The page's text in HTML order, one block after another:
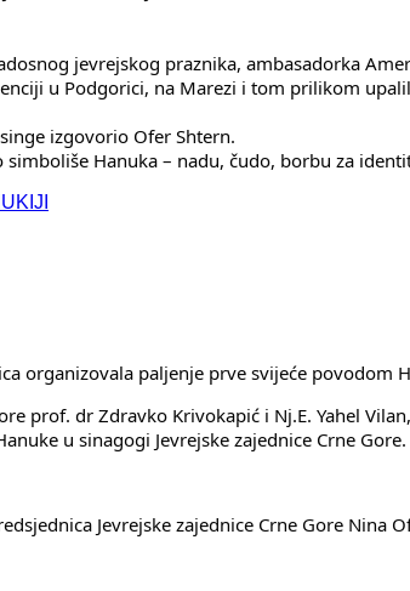
jevrejskog praznika, ambasadorka
u Podgorici, na Marezi i tom prilikom
izgovorio Ofer Shtern.
simboliše Hanuka – nadu, čudo, borbu za
prof. dr Zdravko Krivokapić i Nj.E. Yahel
u sinagogi Jevrejske zajednice Crne Gore.
Jevrejske zajednice Crne Gore